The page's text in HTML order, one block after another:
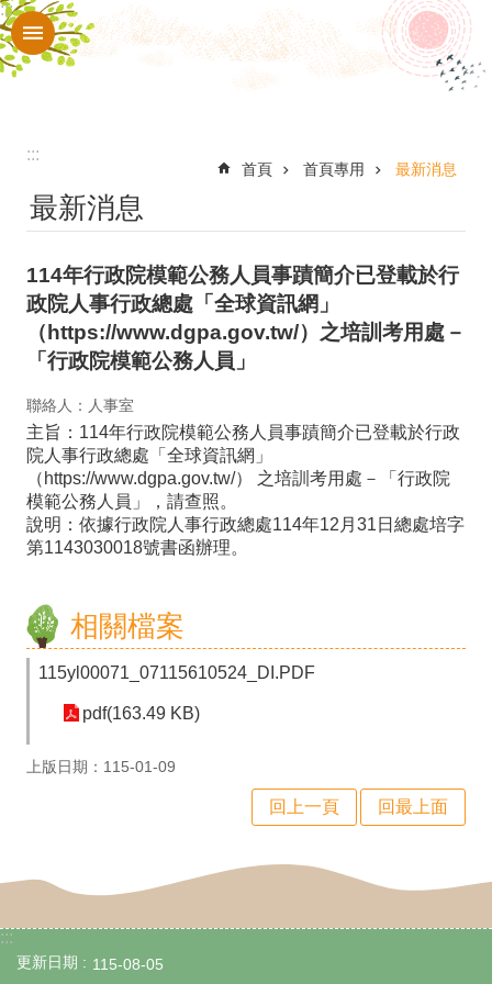
跳到主要內容區塊
進
認
校
入
站
行
政
處
行
政
行
區
生
:::
:::
首頁 首頁專用 最新消息
最新消息
114年行政院模範公務人員事蹟簡介已登載於行
政院人事行政總處「全球資訊網」
（https://www.dgpa.gov.tw/）之培訓考用處－
「行政院模範公務人員」
聯絡人：人事室
主旨：114年行政院模範公務人員事蹟簡介已登載於行政
院人事行政總處「全球資訊網」
（https://www.dgpa.gov.tw/） 之培訓考用處－「行政院
模範公務人員」，請查照。
說明：依據行政院人事行政總處114年12月31日總處培字
第1143030018號書函辦理。
相關檔案
115yl00071_07115610524_DI.PDF
pdf(163.49 KB)
上版日期：115-01-09
回上一頁 回最上面
:::
更新日期
115-08-05